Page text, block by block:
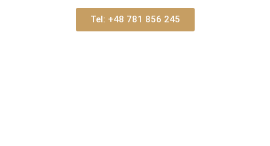
Tel: +48 781 856 245